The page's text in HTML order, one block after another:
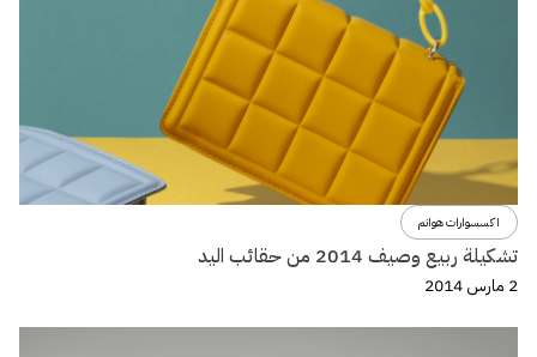
اكسسوارات هوانم
تشكيلة ربيع وصيف 2014 من حقائب اليد
2 مارس 2014